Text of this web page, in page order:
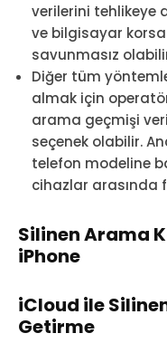
verilerini tehlikeye
ve bilgisayar
savunmasız
Diğer tüm
almak için
arama geçmişi
seçenek olabilir.
telefon modeline
cihazlar arasında
Silinen Arama
iPhone
iCloud ile
Getirme